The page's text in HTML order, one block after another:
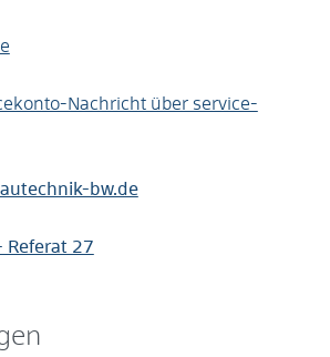
Nachricht über service-
bw.de
Referat 27